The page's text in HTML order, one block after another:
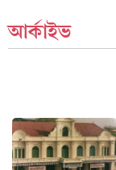
আর্কাইভ